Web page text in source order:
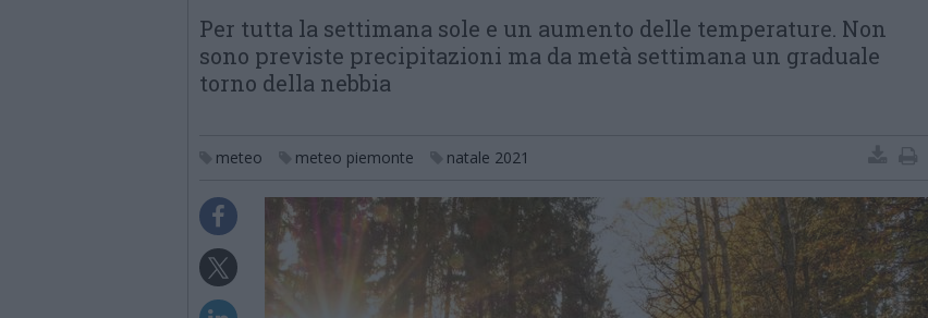
Per tutta la settimana sole e un aumento delle temperature. Non
sono previste precipitazioni ma da metà settimana un graduale
torno della nebbia
meteo meteo piemonte natale 2021